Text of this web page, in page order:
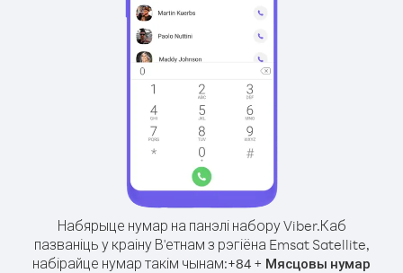
Набярыце нумар на панэлі набору Viber.Каб
пазваніць у краіну В'етнам з рэгіёна Emsat Satellite,
набірайце нумар такім чынам:+84 + Мясцовы нумар